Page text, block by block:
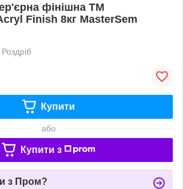
фінішна TM
Finish 8кг MasterSem
Роздріб
Купити
або
Купити з
з Пром?